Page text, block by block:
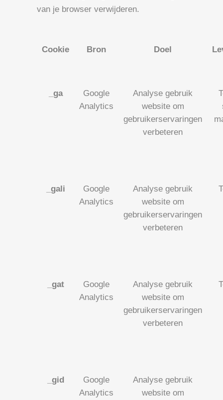
van je browser verwijderen.
Cookie Bron Doel
_ga
Google
Analytics
Analyse gebruik
website om
gebruikerservaringen
verbeteren
_gali
Google
Analytics
Analyse gebruik
website om
gebruikerservaringen
verbeteren
_gat
Google
Analytics
Analyse gebruik
website om
gebruikerservaringen
verbeteren
_gid
Google
Analytics
Analyse gebruik
website om